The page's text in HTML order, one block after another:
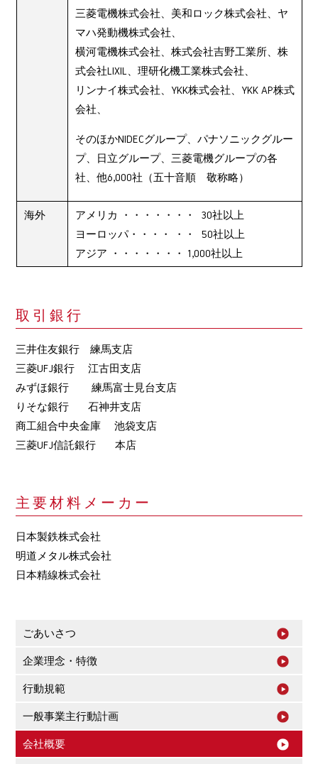
三菱電機株式会社、美和ロック株式会社、ヤ
マハ発動機株式会社、
横河電機株式会社、株式会社吉野工業所、株
式会社LIXIL、理研化機工業株式会社、
リンナイ株式会社、YKK株式会社、YKK AP株式
会社、
そのほかNIDECグループ、パナソニックグルー
プ、日立グループ、三菱電機グループの各
社、他6,000社（五十音順 敬称略）
海外
アメリカ ・・・・・・・ 30社以上
ヨーロッパ・・・・ ・・ 50社以上
アジア ・・・・・・・ 1,000社以上
取引銀行
三井住友銀行 練馬支店
三菱UFJ銀行 江古田支店
みずほ銀行 練馬富士見台支店
りそな銀行 石神井支店
商工組合中央金庫 池袋支店
三菱UFJ信託銀行 本店
主要材料メーカー
日本製鉄株式会社
明道メタル株式会社
日本精線株式会社
ごあいさつ
企業理念・特徴
行動規範
一般事業主行動計画
会社概要